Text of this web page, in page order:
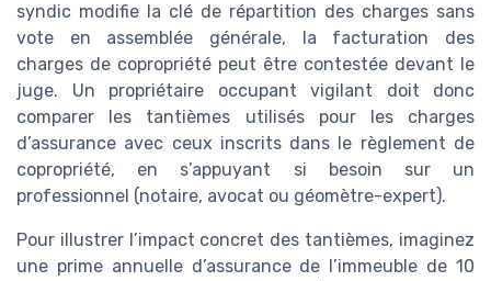
syndic modifie la clé de répartition des charges sans
vote en assemblée générale, la facturation des
charges de copropriété peut être contestée devant le
juge. Un propriétaire occupant vigilant doit donc
comparer les tantièmes utilisés pour les charges
d’assurance avec ceux inscrits dans le règlement de
copropriété, en s’appuyant si besoin sur un
professionnel (notaire, avocat ou géomètre-expert).
Pour illustrer l’impact concret des tantièmes, imaginez
une prime annuelle d’assurance de l’immeuble de 10